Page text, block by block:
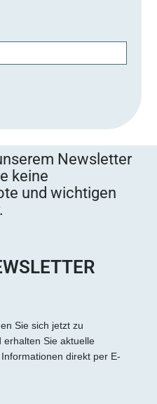
Newsletter
keine
und wichtigen
Sie sich jetzt zu
erhalten Sie aktuelle
direkt per E-